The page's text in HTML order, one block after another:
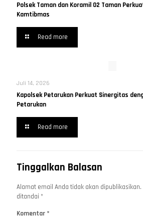
Polsek Taman dan Koramil 02 Taman
Kamtibmas
Read more
Juli 14, 2026
Kapolsek Petarukan Perkuat Sinergitas
Petarukan
Read more
Tinggalkan Balasan
Alamat email Anda tidak akan dipublikasikan.
ditandai *
Komentar *